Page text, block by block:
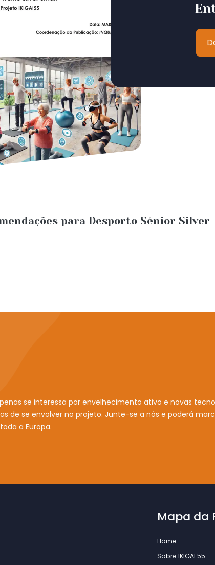
para Desporto Sénior Silver
se interessa por envelhecimento ativo e novas
de se envolver no projeto. Junte-se a nós e poderá
a Europa.
Mapa da
Home
Sobre IKIGAI 55